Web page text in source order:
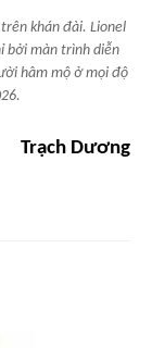
khán đài. Lionel
bởi màn trình diễn
hâm mộ ở mọi độ
Trạch Dương